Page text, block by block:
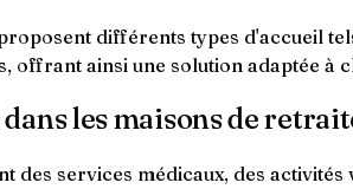
différents types d'accueil
offrant ainsi une solution adaptée à
les maisons de
services médicaux, des